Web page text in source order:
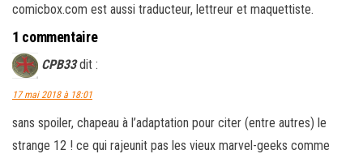
comicbox.com est aussi traducteur, lettreur et maquettiste.
1 commentaire
CPB33 dit :
17 mai 2018 à 18:01
sans spoiler, chapeau à l’adaptation pour citer (entre autres) le
strange 12 ! ce qui rajeunit pas les vieux marvel-geeks comme